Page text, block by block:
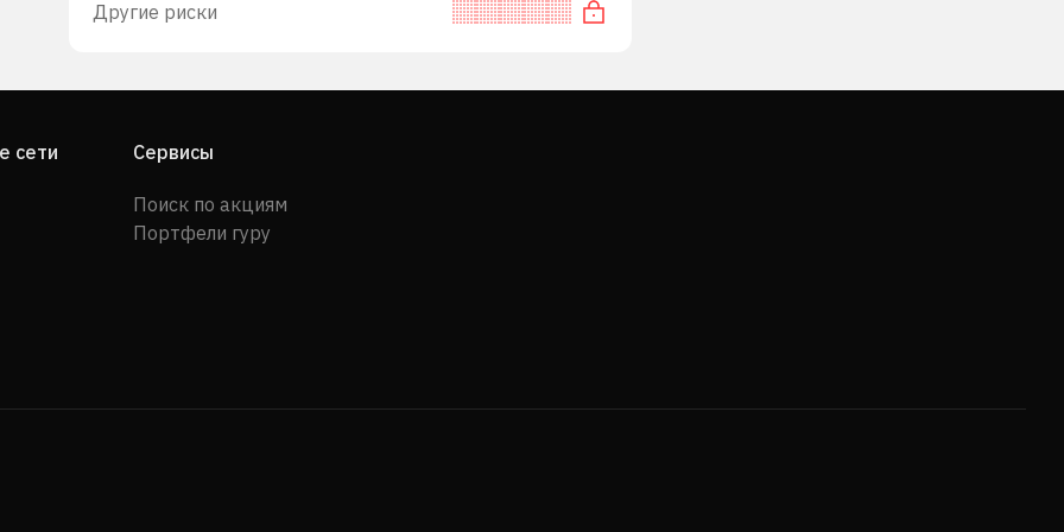
Другие риски
сети Сервисы
Поиск по акциям
Портфели гуру